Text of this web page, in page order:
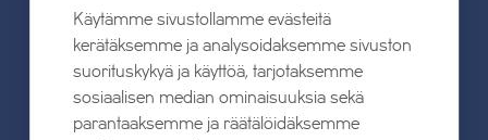
UUTISET
Kaikki uutiset
Käytämme sivustollamme evästeitä
kerätäksemme ja analysoidaksemme sivuston
suorituskykyä ja käyttöä, tarjotaksemme
sosiaalisen median ominaisuuksia sekä
parantaaksemme ja räätälöidäksemme